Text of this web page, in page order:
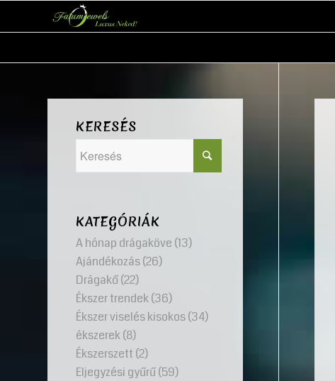
KERESÉS
KATEGÓRIÁK
A hónap drágaköve (13)
Ajándékozás(26)
Drágakő(22)
Ékszer trendek(36)
Ékszer viselés kisokos(34)
ékszerek(8)
Ékszerszett (2)
Eljegyzési gyűrű(59)